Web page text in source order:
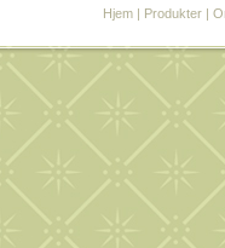
Hjem | Produkter |